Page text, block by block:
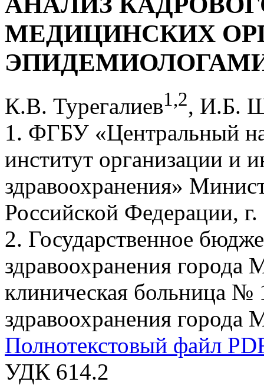
МЕДИЦИНСКИХ
К.В. Турегалиев1,2, И.Б.
1. ФГБУ «Центральный
институт организации и
здравоохранения»
Российской Федерации,
2. Государственное
здравоохранения
клиническая больница №
здравоохранения города
Полнотекстовый файл
УДК 614.2